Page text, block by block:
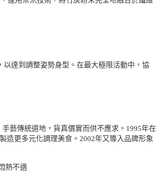
達到調整姿勢身型。在最大極限活動中，協
藝傳統道地，貨真價實而供不應求。1995年在
造更多元化調理美食。2002年又導入品牌形象
熱不適